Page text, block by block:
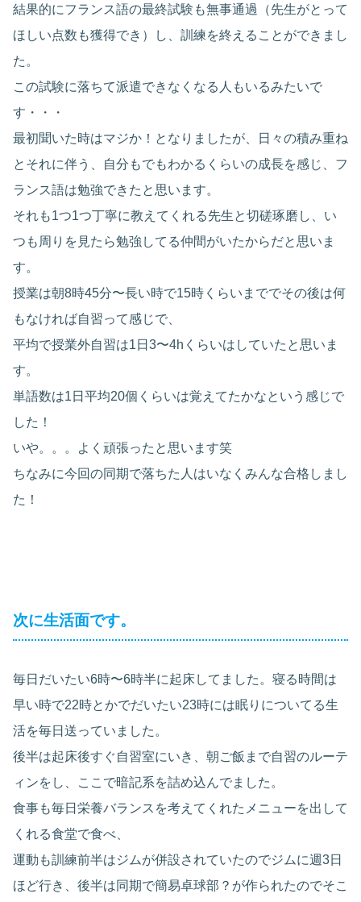
結果的にフランス語の最終試験も無事通過（先生がとって
ほしい点数も獲得でき）し、訓練を終えることができまし
た。
この試験に落ちて派遣できなくなる人もいるみたいで
す・・・
最初聞いた時はマジか！となりましたが、日々の積み重ね
とそれに伴う、自分もでもわかるくらいの成長を感じ、フ
ランス語は勉強できたと思います。
それも1つ1つ丁寧に教えてくれる先生と切磋琢磨し、い
つも周りを見たら勉強してる仲間がいたからだと思いま
す。
授業は朝8時45分〜長い時で15時くらいまででその後は何
もなければ自習って感じで、
平均で授業外自習は1日3〜4hくらいはしていたと思いま
す。
単語数は1日平均20個くらいは覚えてたかなという感じで
した！
いや。。。よく頑張ったと思います笑
ちなみに今回の同期で落ちた人はいなくみんな合格しまし
た！
次に生活面です。
毎日だいたい6時〜6時半に起床してました。寝る時間は
早い時で22時とかでだいたい23時には眠りについてる生
活を毎日送っていました。
後半は起床後すぐ自習室にいき、朝ご飯まで自習のルーテ
ィンをし、ここで暗記系を詰め込んでました。
食事も毎日栄養バランスを考えてくれたメニューを出して
くれる食堂で食べ、
運動も訓練前半はジムが併設されていたのでジムに週3日
ほど行き、後半は同期で簡易卓球部？が作られたのでそこ